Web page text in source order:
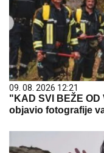
09. 08. 2026 12:21
"KAD SVI BEŽE OD
objavio fotografije